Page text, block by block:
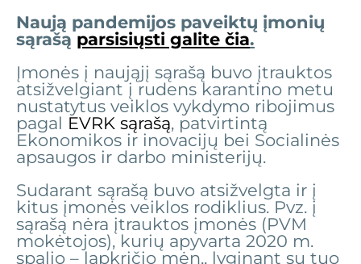
Naują pandemijos paveiktų įmonių
sąrašą parsisiųsti galite čia.
Įmonės į naująjį sąrašą buvo įtrauktos
atsižvelgiant į rudens karantino metu
nustatytus veiklos vykdymo ribojimus
pagal EVRK sąrašą, patvirtintą
Ekonomikos ir inovacijų bei Socialinės
apsaugos ir darbo ministerijų.
Sudarant sąrašą buvo atsižvelgta ir į
kitus įmonės veiklos rodiklius. Pvz. į
sąrašą nėra įtrauktos įmonės (PVM
mokėtojos), kurių apyvarta 2020 m.
spalio – lapkričio mėn., lyginant su tuo